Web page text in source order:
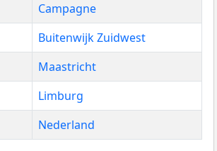
Campagne
Buitenwijk Zuidwest
Maastricht
Limburg
Nederland